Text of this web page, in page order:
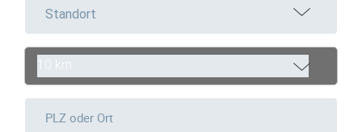
Standort
10 km